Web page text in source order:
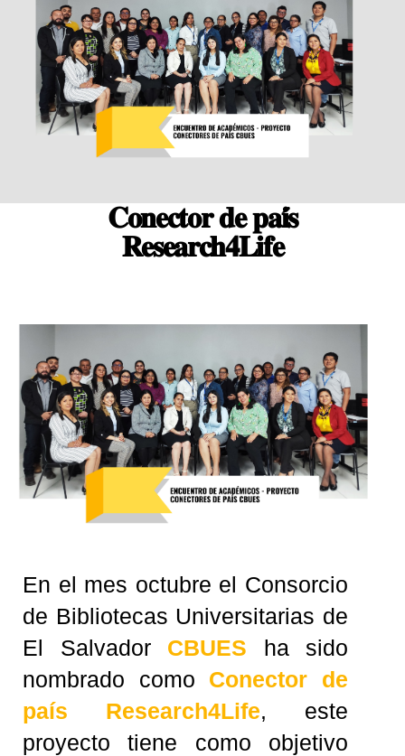
𝐂𝐨𝐧𝐞𝐜𝐭𝐨𝐫 𝐝𝐞 𝐩𝐚𝐢́𝐬
𝐑𝐞𝐬𝐞𝐚𝐫𝐜𝐡𝟒𝐋𝐢𝐟𝐞
En el mes octubre el Consorcio
de Bibliotecas Universitarias de
El Salvador CBUES ha sido
nombrado como Conector de
país Research4Life, este
proyecto tiene como objetivo